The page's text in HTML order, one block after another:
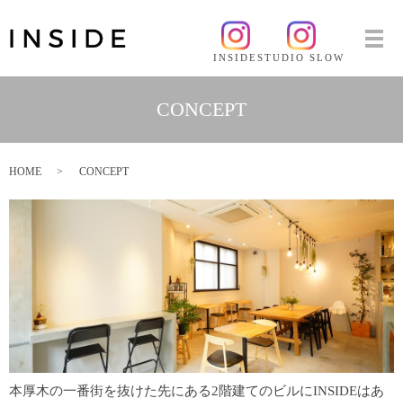
INSIDESTUDIO SLOW
CONCEPT
HOME CONCEPT
本厚木の一番街を抜けた先にある2階建てのビルにINSIDEはあ